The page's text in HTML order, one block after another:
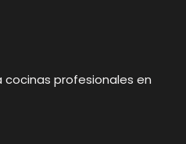
cocinas profesionales en